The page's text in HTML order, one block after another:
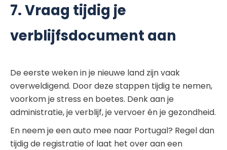
7. Vraag tijdig je
verblijfsdocument aan
De eerste weken in je nieuwe land zijn vaak
overweldigend. Door deze stappen tijdig te nemen,
voorkom je stress en boetes. Denk aan je
administratie, je verblijf, je vervoer én je gezondheid.
En neem je een auto mee naar Portugal? Regel dan
tijdig de registratie of laat het over aan een